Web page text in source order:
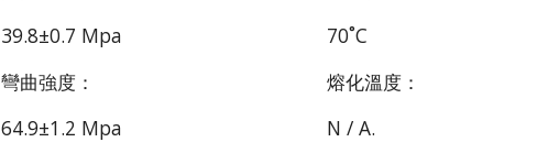
39.8±0.7 Mpa
彎曲強度：
64.9±1.2 Mpa
70˚C
熔化溫度：
N / A.